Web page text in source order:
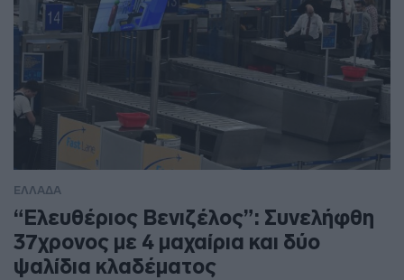
ΕΛΛΑΔΑ
“Ελευθέριος Βενιζέλος”: Συνελήφθη
37χρονος με 4 μαχαίρια και δύο
ψαλίδια κλαδέματος